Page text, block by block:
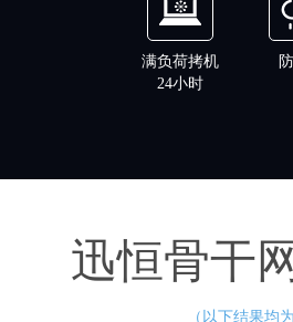
满负荷拷机
24小时
迅恒骨干
（以下结果均